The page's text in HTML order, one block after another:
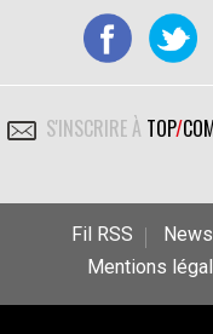
S'INSCRIRE À TOP/
Fil RSS
Mentions